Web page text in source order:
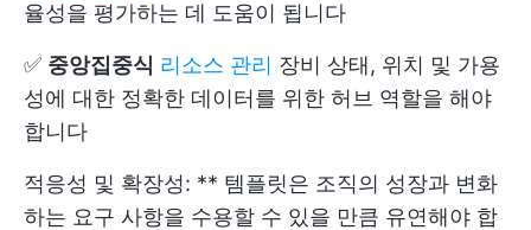
율성을 평가하는 데 도움이 됩니다
✅ 중앙집중식 리소스 관리 장비 상태, 위치 및 가용
성에 대한 정확한 데이터를 위한 허브 역할을 해야
합니다
적응성 및 확장성: ** 템플릿은 조직의 성장과 변화
하는 요구 사항을 수용할 수 있을 만큼 유연해야 합